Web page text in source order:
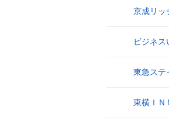
京成リッ
ビジネス
東急ステ
東横ＩＮ